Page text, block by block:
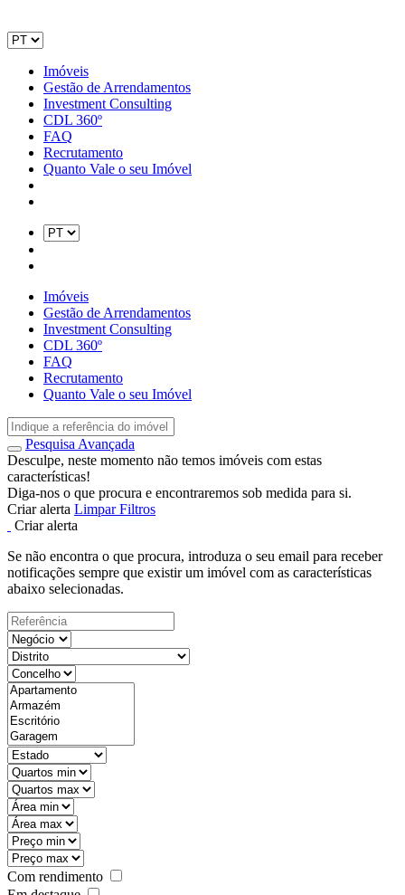
Imóveis
Gestão de Arrendamentos
Investment Consulting
CDL 360º
FAQ
Recrutamento
Quanto Vale o seu Imóvel
Imóveis
Gestão de Arrendamentos
Investment Consulting
CDL 360º
FAQ
Recrutamento
Quanto Vale o seu Imóvel
Pesquisa Avançada
Desculpe, neste momento não temos imóveis com estas
características!
Diga-nos o que procura e encontraremos sob medida para si.
Criar alerta Limpar Filtros
Criar alerta
Se não encontra o que procura, introduza o seu email para receber
notificações sempre que existir um imóvel com as características
abaixo selecionadas.
Com rendimento